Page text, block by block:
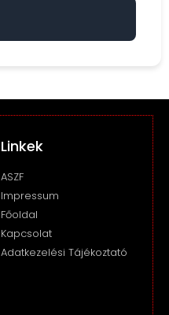
Linkek
ASZF
Impressum
Főoldal
Kapcsolat
Adatkezelési Tájékoztató